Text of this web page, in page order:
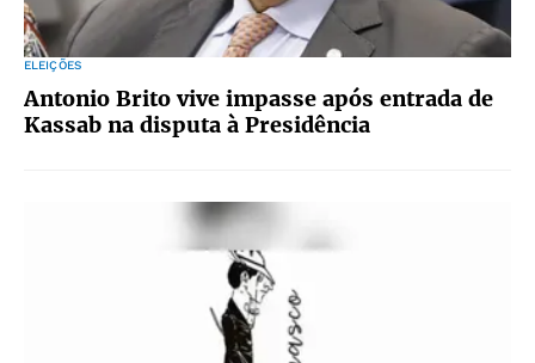
ELEIÇÕES
Antonio Brito vive impasse após entrada de
Kassab na disputa à Presidência